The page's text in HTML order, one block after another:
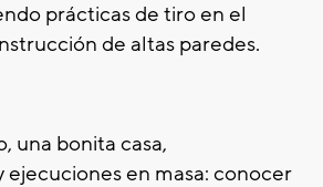
prácticas de tiro en el
de altas paredes.
una bonita casa,
en masa: conocer